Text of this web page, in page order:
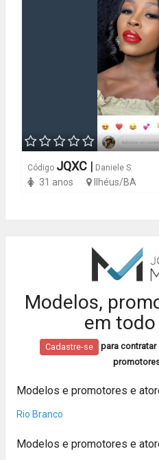
Código JQXC | Daniele S.
31 anos Ilhéus/BA
Modelos,
em todo
Cadastre-se
para
Modelos e promotores e
Rio Branco
Modelos e promotores e